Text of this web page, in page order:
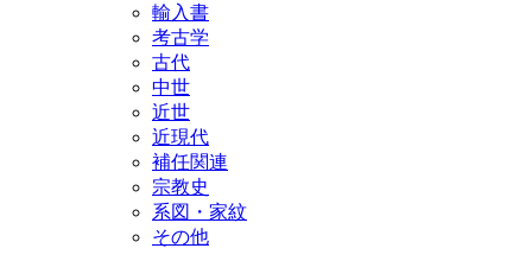
輸入書
考古学
古代
中世
近世
近現代
補任関連
宗教史
系図・家紋
その他